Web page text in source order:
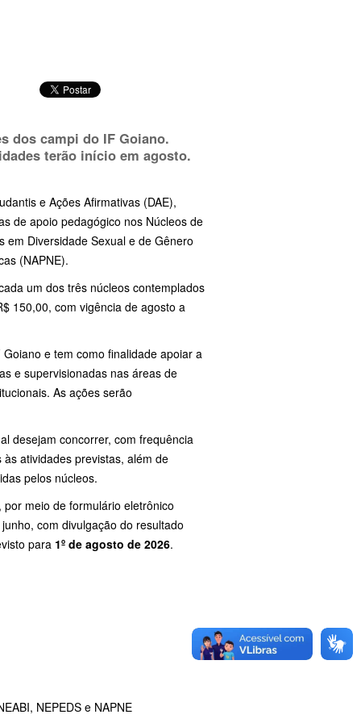
dos campi do IF Goiano.
terão início em agosto.
e Ações Afirmativas (DAE),
de apoio pedagógico nos Núcleos de
em Diversidade Sexual e de Gênero
(NAPNE).
um dos três núcleos contemplados
150,00, com vigência de agosto a
e tem como finalidade apoiar a
e supervisionadas nas áreas de
As ações serão
desejam concorrer, com frequência
atividades previstas, além de
pelos núcleos.
por meio de formulário eletrônico
com divulgação do resultado
para 1º de agosto de 2026.
NEPEDS e NAPNE